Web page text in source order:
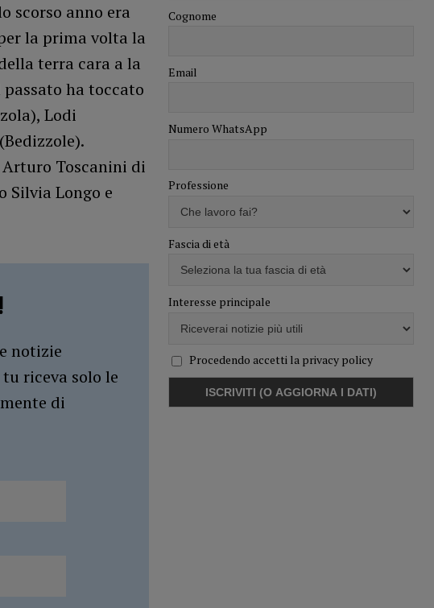
scorso anno era
la prima volta la
terra cara a la
ha toccato
Lodi
Toscanini di
Silvia Longo e
notizie
riceva solo le
di
Cognome
Email
Numero WhatsApp
Professione
Fascia di età
Interesse principale
Procedendo accetti la privacy policy